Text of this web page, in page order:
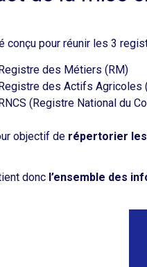
conçu pour réunir les 3
des Métiers (RM)
des Actifs Agricoles
(Registre National du
objectif de répertorier
donc l’ensemble des